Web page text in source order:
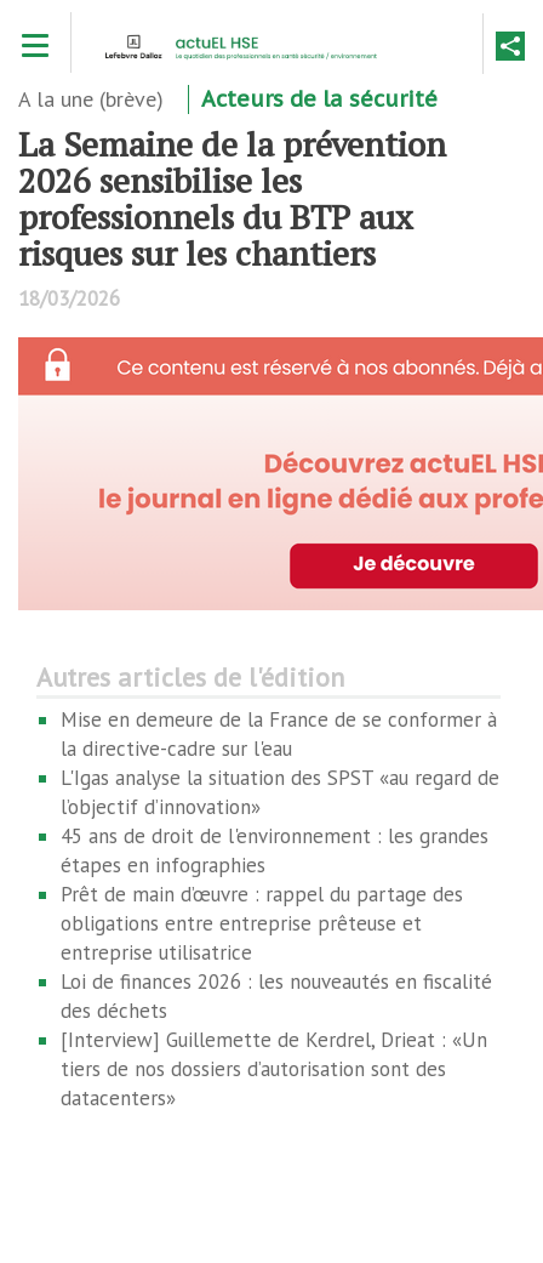
contenu
A la une (brève) Acteurs de la sécurité
La Semaine de la prévention
2026 sensibilise les
professionnels du BTP aux
risques sur les chantiers
18/03/2026
Autres articles de l'édition
Mise en demeure de la France de se conformer à
la directive-cadre sur l'eau
L'Igas analyse la situation des SPST «au regard de
l’objectif d’innovation»
45 ans de droit de l'environnement : les grandes
étapes en infographies
Prêt de main d’œuvre : rappel du partage des
obligations entre entreprise prêteuse et
entreprise utilisatrice
Loi de finances 2026 : les nouveautés en fiscalité
des déchets
[Interview] Guillemette de Kerdrel, Drieat : «Un
tiers de nos dossiers d’autorisation sont des
datacenters»